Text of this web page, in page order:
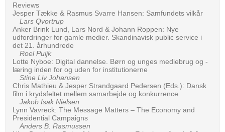
Reviews
Jesper Tække & Rasmus Svarre Hansen: Samfundets vilkår
Lars Qvortrup
Anker Brink Lund, Lars Nord & Johann Roppen: Nye
udfordringer for gamle medier. Skandinavisk public service i
det 21. århundrede
Roel Puijk
Lotte Nyboe: Digital dannelse. Børn og unges mediebrug og -
læring inden for og uden for institutionerne
Stine Liv Johansen
Chris Mathieu & Jesper Strandgaard Pedersen (Eds.): Dansk
film i krydsfeltet mellem samarbejde og konkurrence
Jakob Isak Nielsen
Lynn Vavreck: The Message Matters – The Economy and
Presidential Campaigns
Anders B. Rasmussen